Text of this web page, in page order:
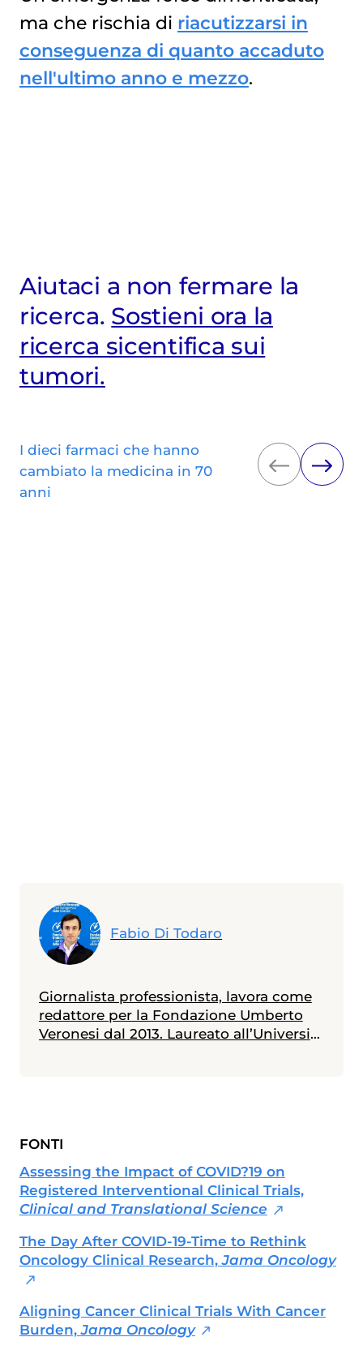
ma che rischia di riacutizzarsi in
conseguenza di quanto accaduto
nell'ultimo anno e mezzo.
Aiutaci a non fermare la
ricerca. Sostieni ora la
ricerca sicentifica sui
tumori.
I dieci farmaci che hanno
cambiato la medicina in 70
anni
Fabio Di Todaro
Giornalista professionista, lavora come
redattore per la Fondazione Umberto
Veronesi dal 2013. Laureato all’Università
Messe alle spalle alcune esperienze
radiotelevisive, attualmente collabora
anche con diverse testate nazionali ed è
membro dell'Unione Giornalisti Italiani
Scientifici (Ugis).
FONTI
Assessing the Impact of COVID?19 on
Registered Interventional Clinical Trials,
Clinical and Translational Science
The Day After COVID-19-Time to Rethink
Oncology Clinical Research,Jama Oncology
Aligning Cancer Clinical Trials With Cancer
Burden,Jama Oncology